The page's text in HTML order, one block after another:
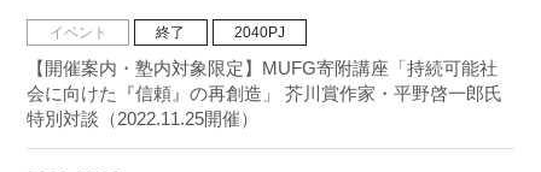
イベント 終了 2040PJ
【開催案内・塾内対象限定】MUFG寄附講座「持続可能社
会に向けた『信頼』の再創造」 芥川賞作家・平野啓一郎氏
特別対談（2022.11.25開催）